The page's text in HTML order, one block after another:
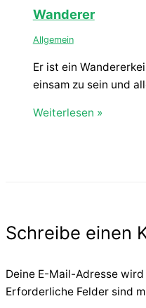
Wanderer
Allgemein
Er ist ein
einsam zu sein und
Weiterlesen »
Schreibe einen
Deine E-Mail-Adresse
Erforderliche Felder sind